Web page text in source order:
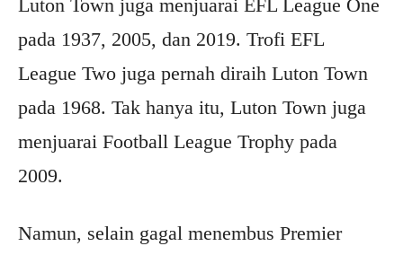
Luton Town juga menjuarai EFL League One
pada 1937, 2005, dan 2019. Trofi EFL
League Two juga pernah diraih Luton Town
pada 1968. Tak hanya itu, Luton Town juga
menjuarai Football League Trophy pada
2009.
Namun, selain gagal menembus Premier